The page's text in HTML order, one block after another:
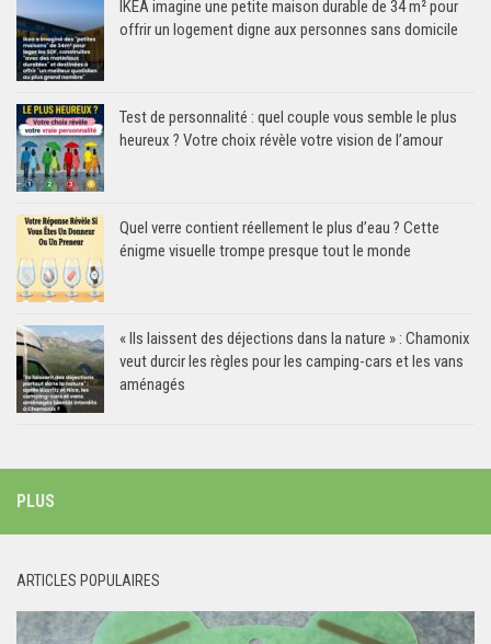
IKEA imagine une petite maison durable de 34 m² pour
offrir un logement digne aux personnes sans domicile
Test de personnalité : quel couple vous semble le plus
heureux ? Votre choix révèle votre vision de l’amour
Quel verre contient réellement le plus d’eau ? Cette
énigme visuelle trompe presque tout le monde
« Ils laissent des déjections dans la nature » : Chamonix
veut durcir les règles pour les camping-cars et les vans
aménagés
PLUS
ARTICLES POPULAIRES